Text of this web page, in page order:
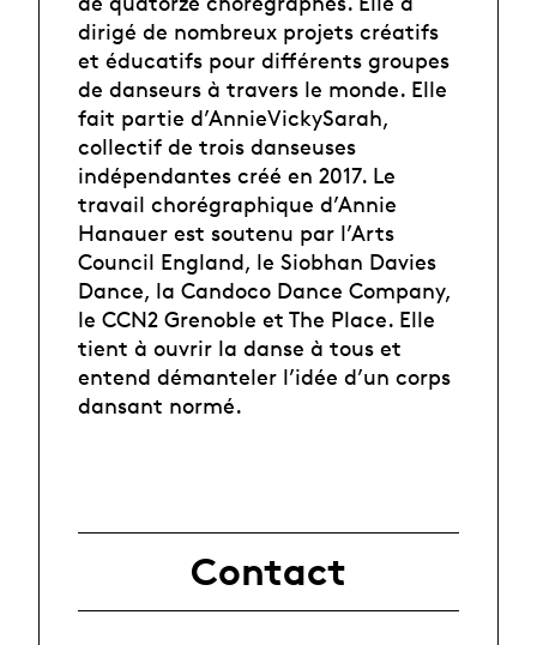
dirigé de nombreux projets créatifs
et éducatifs pour différents groupes
de danseurs à travers le monde. Elle
fait partie d’AnnieVickySarah,
collectif de trois danseuses
indépendantes créé en 2017. Le
travail chorégraphique d’Annie
Hanauer est soutenu par l’Arts
Council England, le Siobhan Davies
Dance, la Candoco Dance Company,
le CCN2 Grenoble et The Place. Elle
tient à ouvrir la danse à tous et
entend démanteler l’idée d’un corps
dansant normé.
Contact